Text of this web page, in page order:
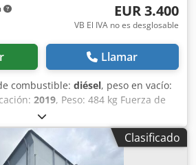
EUR 3.400
VB El IVA no es desglosable
Llamar
combustible: diésel, peso en vacío:
2019, Peso: 484 kg Fuerza de
diésel, 1 cilindro Hatz (1b40) Marcha
Arranque eléctrico. Ancho de la
H Hcs Ujkr Precio por unidad:
unidades en stock!
Clasificado